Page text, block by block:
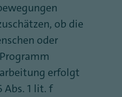
ob die
oder
erfolgt
Abs. 1 lit. f